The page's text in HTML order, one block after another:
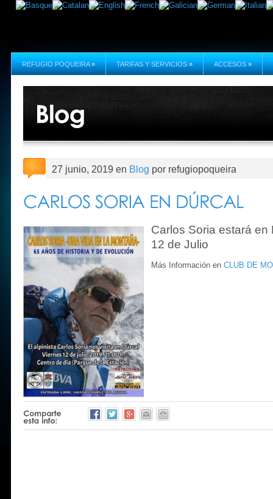
REFUGIO POQUEIRA » TARIFAS Y SERVICIOS » ACCESOS »
27 junio, 2019 en Blog por refugiopoqueira
Carlos Soria estará
12 de Julio
Más Información en CLUB DE